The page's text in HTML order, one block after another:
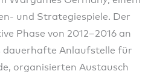
und Strategiespiele. Der
Phase von 2012–2016 an
dauerhafte Anlaufstelle für
organisierten Austausch